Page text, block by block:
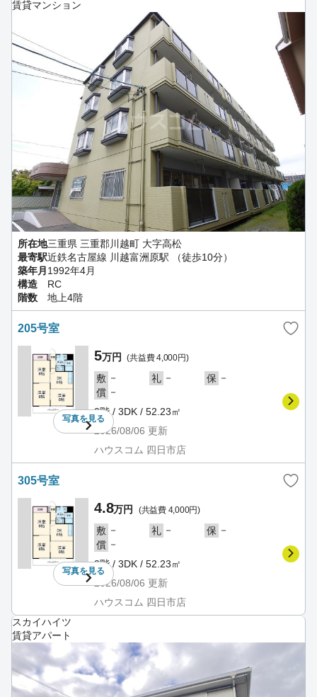
賃貸マンション
所在地三重県 三重郡川越町 大字高松
最寄駅近鉄名古屋線 川越富洲原駅 （徒歩10分）
築年月 1992年4月
構造
RC
階数
地上4階
205号室
写真を見る
5万円 (共益費 4,000円)
敷 － 礼 － 保 －
償 －
2階 / 3DK / 52.23㎡
2026/08/06 更新
ハウスコム 四日市店
305号室
写真を見る
4.8万円 (共益費 4,000円)
敷 － 礼 － 保 －
償 －
3階 / 3DK / 52.23㎡
2026/08/06 更新
ハウスコム 四日市店
スカイハイツ
賃貸アパート